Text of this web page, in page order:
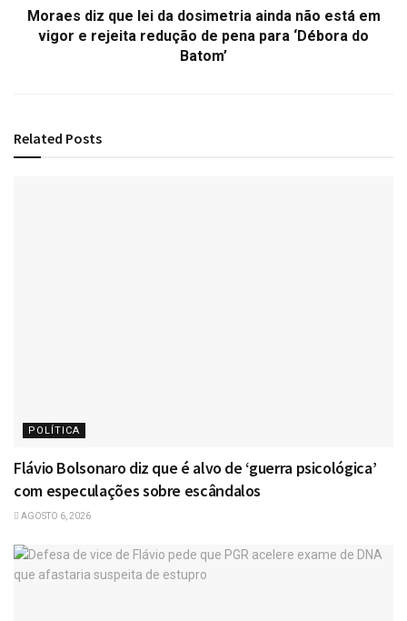
Moraes diz que lei da dosimetria ainda não está em
vigor e rejeita redução de pena para ‘Débora do
Batom’
Related Posts
POLÍTICA
Flávio Bolsonaro diz que é alvo de ‘guerra psicológica’
com especulações sobre escândalos
AGOSTO 6, 2026